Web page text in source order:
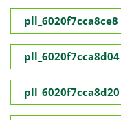
pll_6020f7cca8ce8
pll_6020f7cca8d04
pll_6020f7cca8d20